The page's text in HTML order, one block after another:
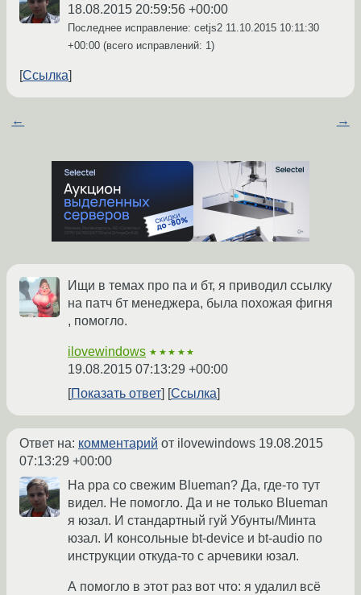
18.08.2015 20:59:56 +00:00
Последнее исправление: cetjs2 11.10.2015 10:11:30
+00:00 (всего исправлений: 1)
Ссылка
← →
Ищи в темах про па и бт, я приводил ссылку
на патч бт менеджера, была похожая фигня
, помогло.
ilovewindows ★★★★★
19.08.2015 07:13:29 +00:00
Показать ответ
Ссылка
Ответ на: комментарий от ilovewindows 19.08.2015
07:13:29 +00:00
На ppa со свежим Blueman? Да, где-то тут
видел. Не помогло. Да и не только Blueman
я юзал. И стандартный гуй Убунты/Минта
юзал. И консольные bt-device и bt-audio по
инструкции откуда-то с арчевики юзал.
А помогло в этот раз вот что: я удалил всё